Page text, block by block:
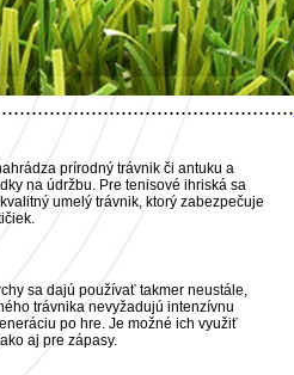
prírodný trávnik či antuku a
na údržbu. Pre tenisové ihriská sa
umelý trávnik, ktorý zabezpečuje
sa dajú používať takmer neustále,
trávnika nevyžadujú intenzívnu
po hre. Je možné ich využiť
aj pre zápasy.